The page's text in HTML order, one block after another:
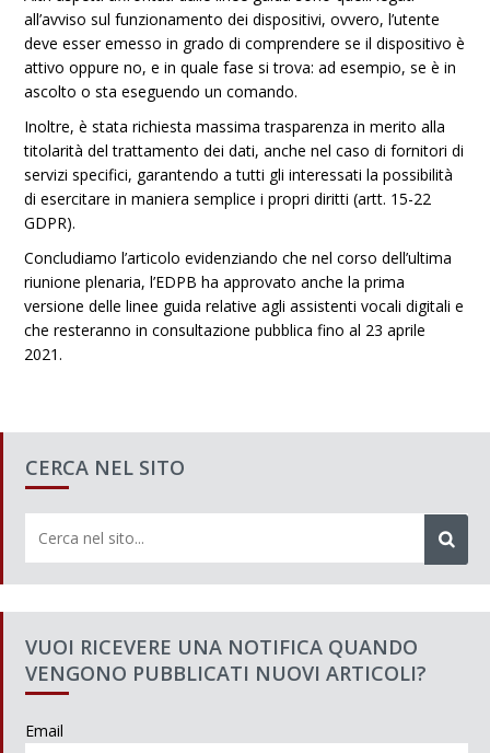
all’avviso sul funzionamento dei dispositivi, ovvero, l’utente
deve esser emesso in grado di comprendere se il dispositivo è
attivo oppure no, e in quale fase si trova: ad esempio, se è in
ascolto o sta eseguendo un comando.
Inoltre, è stata richiesta massima trasparenza in merito alla
titolarità del trattamento dei dati, anche nel caso di fornitori di
servizi specifici, garantendo a tutti gli interessati la possibilità
di esercitare in maniera semplice i propri diritti (artt. 15-22
GDPR).
Concludiamo l’articolo evidenziando che nel corso dell’ultima
riunione plenaria, l’EDPB ha approvato anche la prima
versione delle linee guida relative agli assistenti vocali digitali e
che resteranno in consultazione pubblica fino al 23 aprile
2021.
CERCA NEL SITO
VUOI RICEVERE UNA NOTIFICA QUANDO
VENGONO PUBBLICATI NUOVI ARTICOLI?
Email